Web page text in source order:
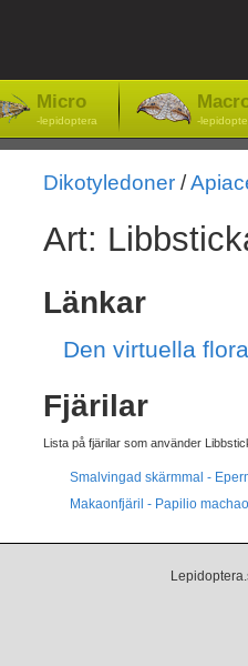
Micro
-lepidoptera -
Dikotyledoner/
Art:
Länkar
Den virtuella
Fjärilar
Lista på fjärilar som använder
Smalvingad skärmmal -
Makaonfjäril - Papilio